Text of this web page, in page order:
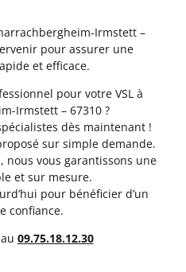
Irmstett –
pour assurer une
et efficace.
pour votre VSL à
Irmstett – 67310 ?
dès maintenant !
sur simple demande.
nous vous garantissons une
et sur mesure.
pour bénéficier d’un
confiance.
09.75.18.12.30